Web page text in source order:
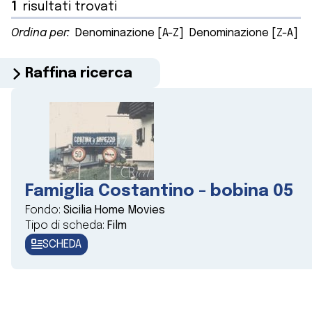
1 risultati trovati
Ordina per: Denominazione [A-Z] Denominazione [Z-A]
Raffina ricerca
Famiglia Costantino - bobina 05
Fondo: Sicilia Home Movies
Tipo di scheda: Film
SCHEDA